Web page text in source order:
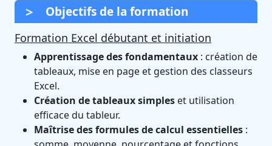
Objectifs de la formation
Formation Excel débutant et initiation
Apprentissage des fondamentaux : création de
tableaux, mise en page et gestion des classeurs
Excel.
Création de tableaux simples et utilisation
efficace du tableur.
Maîtrise des formules de calcul essentielles :